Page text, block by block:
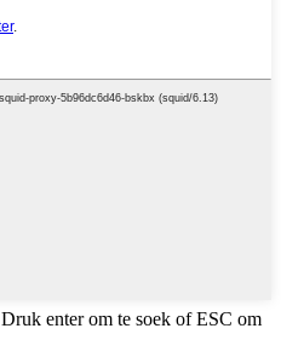
Druk enter om te soek of ESC om